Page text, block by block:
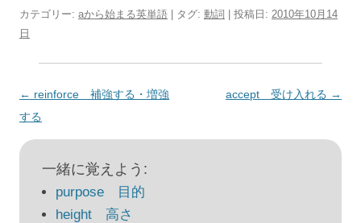
カテゴリー: aから始まる英単語 | タグ: 動詞 | 投稿日: 2010年10月14
日
投
稿
ナ
← reinforce 補強する・増強
する
accept 受け入れる →
一緒に覚えよう:
purpose 目的
height 高さ